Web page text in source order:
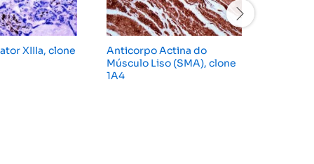
XIIIa, clone
Anticorpo Actina do
Músculo Liso (SMA), clone
1A4